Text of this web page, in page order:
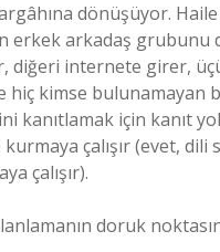
dönüşüyor. Haile
erkek arkadaş grubunu
diğeri internete girer,
hiç kimse bulunamayan
kanıtlamak için kanıt
çalışır (evet, dili
çalışır).
doruk